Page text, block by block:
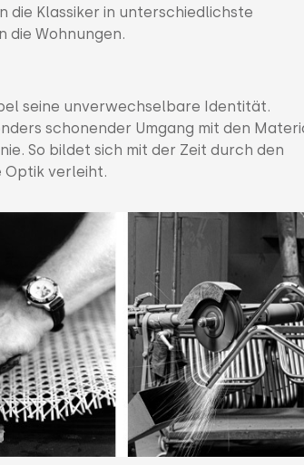
die Klassiker in unterschiedlichste
die Wohnungen.
seine unverwechselbare Identität.
schonender Umgang mit den
So bildet sich mit der Zeit durch den
Optik verleiht.